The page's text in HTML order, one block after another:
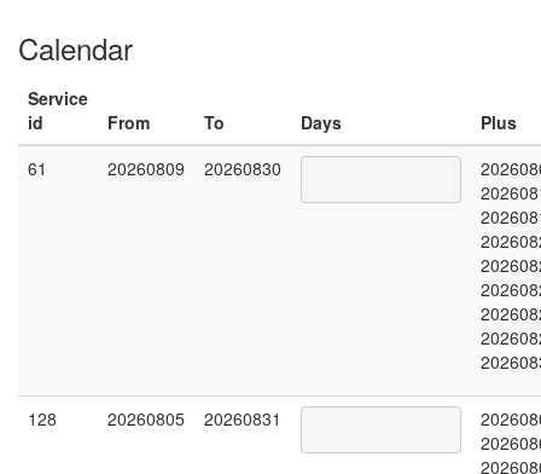
Calendar
Service
id
From To Days
Plus
61
20260809 20260830
128 20260805 20260831